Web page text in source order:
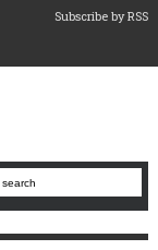
Subscribe by RSS